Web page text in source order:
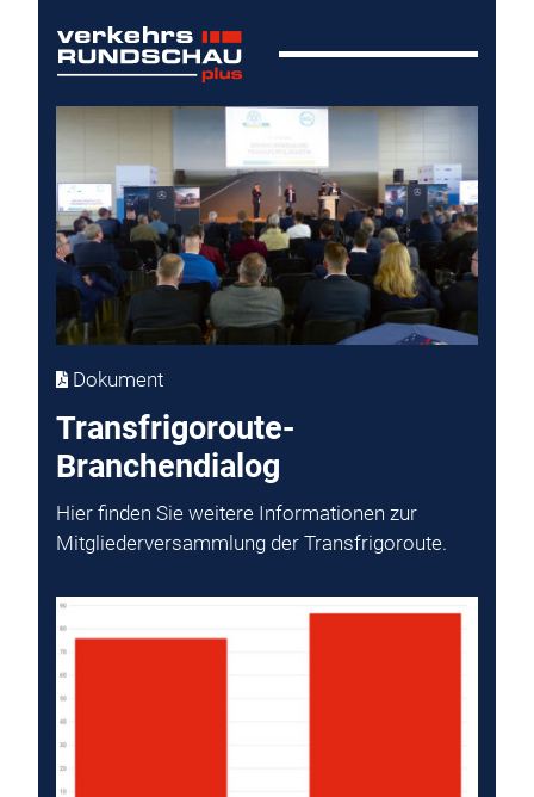
Dokument
Transfrigoroute-
Branchendialog
Hier finden Sie weitere Informationen zur
Mitgliederversammlung der Transfrigoroute.